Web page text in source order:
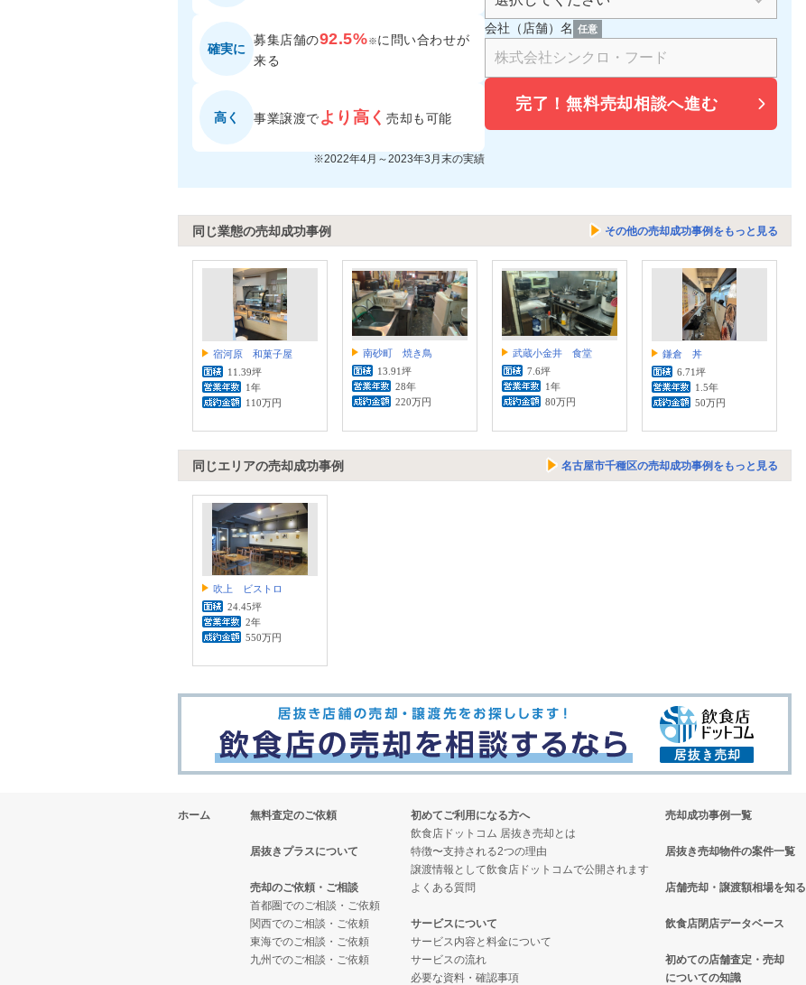
確実に
募集店舗の92.5%※に 問い合わせが
来る
高く 事業譲渡でより高く売却も可能
※2022年4月～2023年3月末の実績
会社（店舗）名 任意
完了！無料売却相談へ進む
同じ業態の売却成功事例 その他の売却成功事例をもっと見る
宿河原 和菓子屋
11.39坪
1年
110万円
南砂町 焼き鳥
13.91坪
28年
220万円
武蔵小金井 食堂
7.6坪
1年
80万円
鎌倉 丼
6.71坪
1.5年
50万円
同じエリアの売却成功事例 名古屋市千種区の売却成功事例をもっと見る
吹上 ビストロ
24.45坪
2年
550万円
ホーム 無料査定のご依頼
居抜きプラスについて
売却のご依頼・ご相談
首都圏でのご相談・ご依頼
関西でのご相談・ご依頼
東海でのご相談・ご依頼
九州でのご相談・ご依頼
初めてご利用になる方へ
飲食店ドットコム 居抜き売却とは
特徴〜支持される2つの理由
譲渡情報として飲食店ドットコムで公開されます
よくある質問
サービスについて
サービス内容と料金について
サービスの流れ
必要な資料・確認事項
売却成功事例一覧
居抜き売却物件の案件一覧
店舗売却・譲渡額相場を知る
飲食店閉店データベース
初めての店舗査定・売却
についての知識